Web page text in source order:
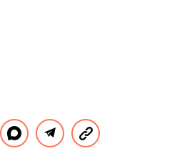
можно приобрести